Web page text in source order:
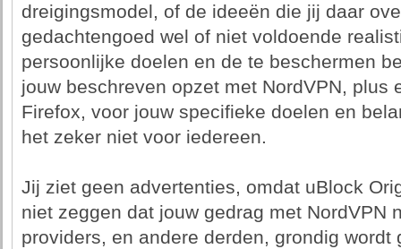
dreigingsmodel, of de ideeën die jij daar
gedachtengoed wel of niet voldoende
persoonlijke doelen en de te beschermen
jouw beschreven opzet met NordVPN, plus
Firefox, voor jouw specifieke doelen en
het zeker niet voor iedereen.
Jij ziet geen advertenties, omdat uBlock
niet zeggen dat jouw gedrag met NordVPN
providers, en andere derden, grondig wordt